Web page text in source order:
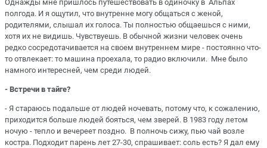
Однажды мне пришлось путешествовать в одиночку в Альпах
полгода. И я ощутил, что внутренне могу общаться с женой,
родителями, слышал их голоса. Ты полностью общаешься с ними,
хотя их не видишь. Чувствуешь. В обычной жизни человек очень
редко сосредотачивается на своем внутреннем мире - постоянно что-
то отвлекает: то машина проехала, то радио включили. Мне было
намного интересней, чем среди людей.
- Встречи в тайге?
- Я стараюсь подальше от людей ночевать, потому что, к сожалению,
приходится больше людей бояться, чем зверей. В 1983 году летом
ночую - тепло и вечереет поздно. В полночь сижу, пью чай возле
костра. Подходит парень лет 27-30, спрашивает: соль есть? Я дал ему